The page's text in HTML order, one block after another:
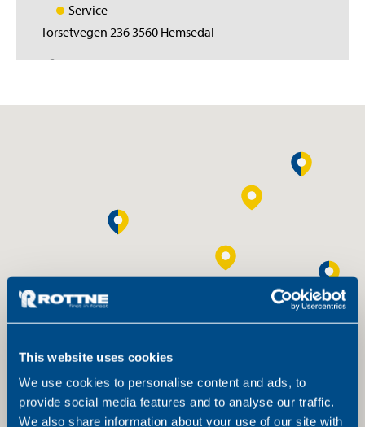
This website uses cookies
We use cookies to personalise content and ads, to
provide social media features and to analyse our traffic.
We also share information about your use of our site with
Service
Torsetvegen 236 3560 Hemsedal
https://www.akershustraktor.no/hemsedal/
+4763938080
Återförsäljare
Fjordgata 4, 7714 Steinkjer
https://www.akershustraktor.no/steinkjer/